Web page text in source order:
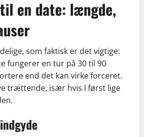
en date: længde,
som faktisk er det vigtige:
fungerer en tur på 30 til 90
end det kan virke forceret.
trættende, især hvis I først lige